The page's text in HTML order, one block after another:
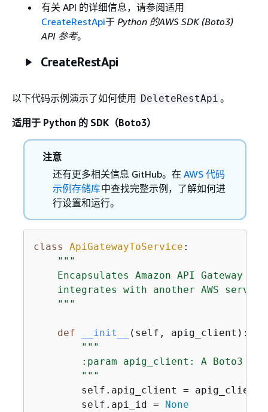
有关 API 的详细信息，请参阅适用
CreateRestApi于 Python 的AWS SDK (Boto3)
API 参考。
CreateRestApi
以下代码示例演示了如何使用 DeleteRestApi 。
适用于 Python 的 SDK（Boto3）
注意
还有更多相关信息 GitHub。在 AWS 代码
示例存储库中查找完整示例，了解如何进
行设置和运行。
class ApiGatewayToService :
"""
Encapsulates Amazon API Gateway
integrates with another AWS
    """
def __init__ ( self, apig_client ):
"""
:param apig_client: A Boto3
        """
        self.apig_client = apig_client
        self.api_id =
None